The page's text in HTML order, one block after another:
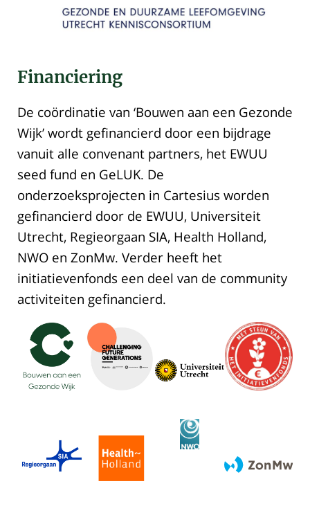
Financiering
De coördinatie van ‘Bouwen aan een Gezonde
Wijk’ wordt gefinancierd door een bijdrage
vanuit alle convenant partners, het EWUU
seed fund en GeLUK. De
onderzoeksprojecten in Cartesius worden
gefinancierd door de EWUU, Universiteit
Utrecht, Regieorgaan SIA, Health Holland,
NWO en ZonMw. Verder heeft het
initiatievenfonds een deel van de community
activiteiten gefinancierd.